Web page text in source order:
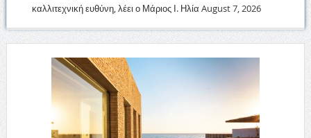
καλλιτεχνική ευθύνη, λέει ο Μάριος Ι. Ηλία August 7, 2026